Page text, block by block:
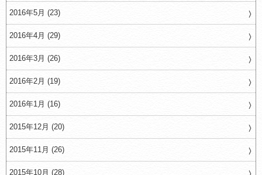
2016年5月 (23)
2016年4月 (29)
2016年3月 (26)
2016年2月 (19)
2016年1月 (16)
2015年12月 (20)
2015年11月 (26)
2015年10月 (28)